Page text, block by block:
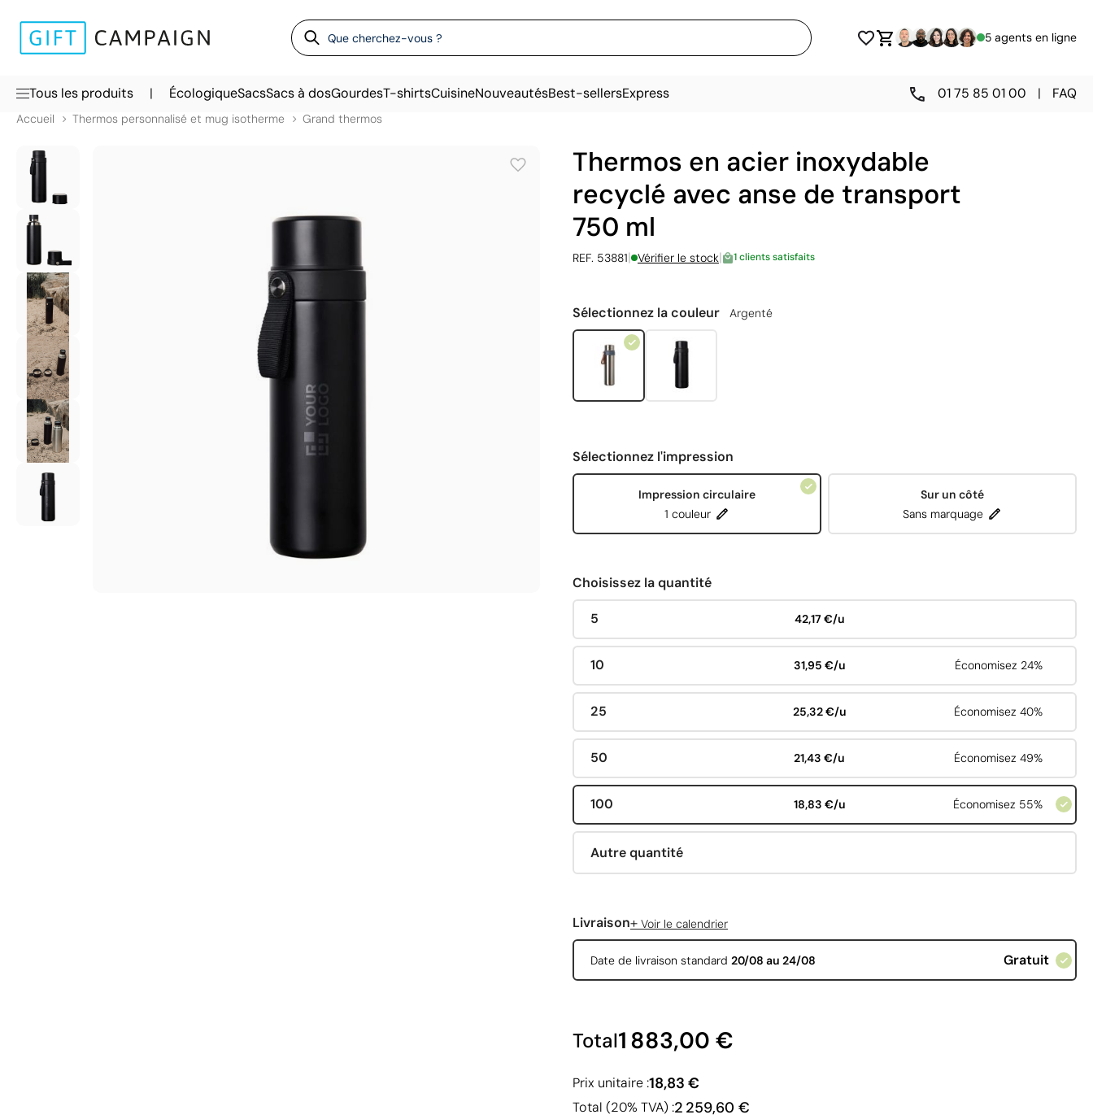
5 agents en ligne
Tous les produits | ÉcologiqueSacsSacs à dosGourdesT-shirtsCuisineNouveautésBest-sellersExpress 01 75 85 01 00 | FAQ
Accueil Thermos personnalisé et mug isotherme Grand thermos
Thermos en acier inoxydable
recyclé avec anse de transport
750 ml
REF. 53881| Vérifier le stock| 1 clients satisfaits
Sélectionnez la couleur Argenté
Sélectionnez l'impression
Impression circulaire
1 couleur
Sur un côté
Sans marquage
Choisissez la quantité
5 42,17 €/u
10 31,95 €/u Économisez 24%
25 25,32 €/u Économisez 40%
50 21,43 €/u Économisez 49%
100 18,83 €/u Économisez 55%
Autre quantité
Livraison+ Voir le calendrier
Date de livraison standard 20/08 au 24/08 Gratuit
Total1 883,00 €
Prix unitaire :18,83 €
Total (20% TVA) :2 259,60 €